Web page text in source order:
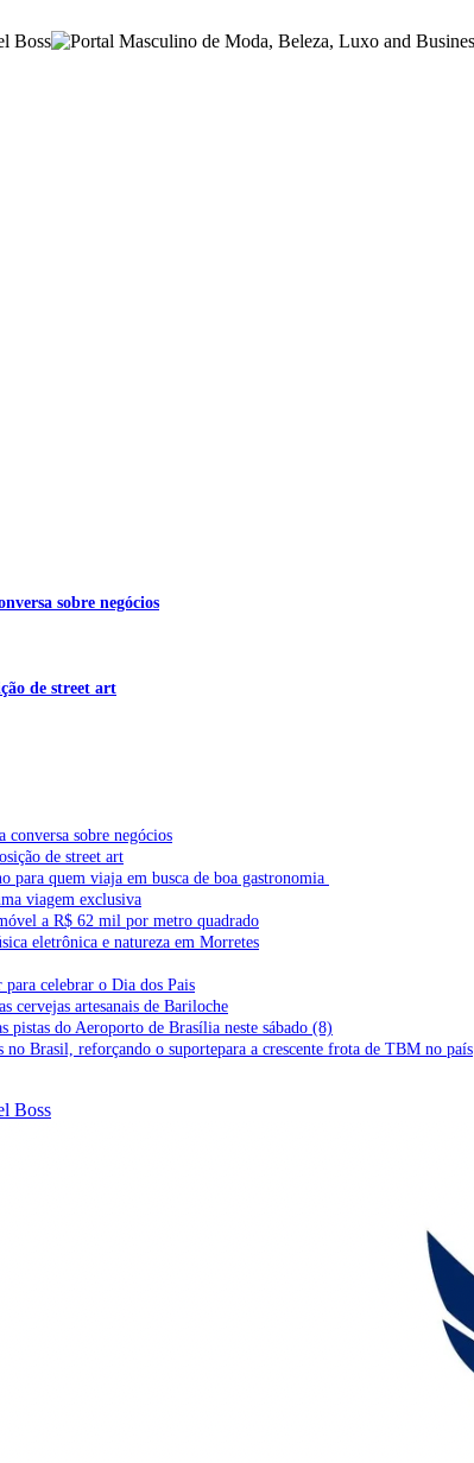
sobre negócios
de street art
conversa sobre negócios
de street art
para quem viaja em busca de boa gastronomia
viagem exclusiva
a R$ 62 mil por metro quadrado
eletrônica e natureza em Morretes
celebrar o Dia dos Pais
cervejas artesanais de Bariloche
do Aeroporto de Brasília neste sábado (8)
Brasil, reforçando o suportepara a crescente frota de TBM no país